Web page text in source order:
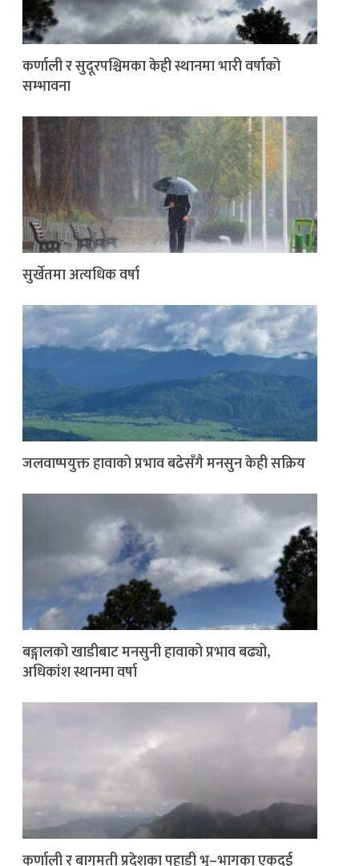
कर्णाली र सुदूरपश्चिमका केही स्थानमा भारी वर्षाको
सम्भावना
सुर्खेतमा अत्यधिक वर्षा
जलवाष्पयुक्त हावाको प्रभाव बढेसँगै मनसुन केही सक्रिय
बङ्गालको खाडीबाट मनसुनी हावाको प्रभाव बढ्यो,
अधिकांश स्थानमा वर्षा
कर्णाली र बागमती प्रदेशका पहाडी भू–भागका एकदुई